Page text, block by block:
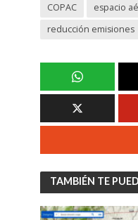
COPAC
espacio
reducción emisiones
TAMBIÉN TE